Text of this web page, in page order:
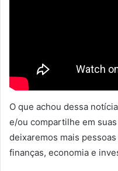
O que achou dessa
e/ou compartilhe em
deixaremos mais
finanças, economia e